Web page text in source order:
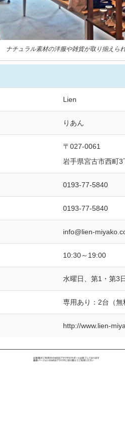
ナチュラル素材の洋服や雑貨が取り揃えら
Lien
りあん
〒027-0061
岩手県宮古市西町3
0193-77-5840
0193-77-5840
info@lien-
10:30～19:00
水曜日、第1・第3
専用あり：2台（無
http://www.lien-